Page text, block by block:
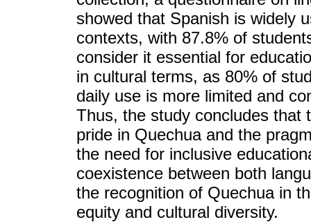
showed that Spanish is widely
contexts, with 87.8% of
consider it essential for
in cultural terms, as 80% of
daily use is more limited and
Thus, the study concludes that
pride in Quechua and the
the need for inclusive
coexistence between both
the recognition of Quechua in
equity and cultural diversity.